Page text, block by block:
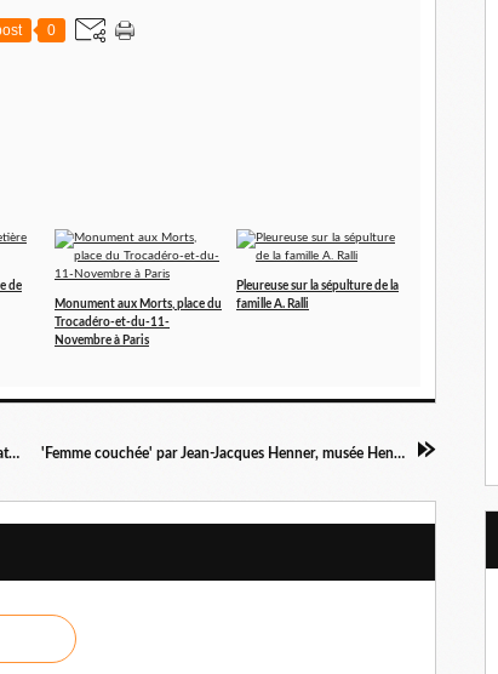
0
de
Monument aux Morts, place du
Trocadéro-et-du-11-
Novembre à Paris
Pleureuse sur la sépulture de la
famille A. Ralli
Gélinotte des bois, musée de la Chasse et de la Nature 'Femme couchée' par Jean-Jacques Henner, musée Henner